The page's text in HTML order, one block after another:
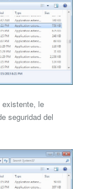
existente, le
seguridad del